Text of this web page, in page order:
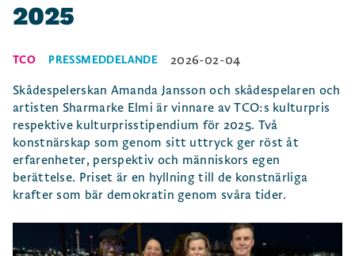
2025
TCO PRESSMEDDELANDE
2026-02-04
Skådespelerskan Amanda Jansson och skådespelaren och
artisten Sharmarke Elmi är vinnare av TCO:s kulturpris
respektive kulturprisstipendium för 2025. Två
konstnärskap som genom sitt uttryck ger röst åt
erfarenheter, perspektiv och människors egen
berättelse. Priset är en hyllning till de konstnärliga
krafter som bär demokratin genom svåra tider.